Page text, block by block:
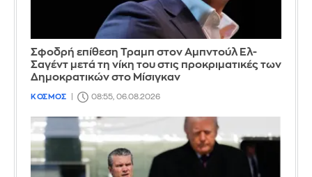
Σφοδρή επίθεση Τραμπ στον Αμπντούλ Ελ-
Σαγέντ μετά τη νίκη του στις προκριματικές των
Δημοκρατικών στο Μίσιγκαν
ΚΟΣΜΟΣ 08:55, 06.08.2026